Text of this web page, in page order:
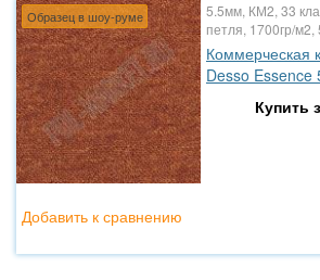
Образец в шоу-руме
5.5мм, КМ2, 33
петля, 1700гр/
Коммерческая
Desso Essence
Купить
Добавить к сравнению